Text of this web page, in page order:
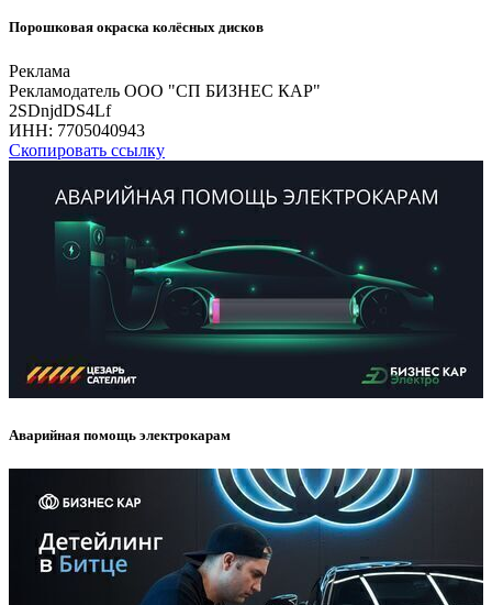
Порошковая окраска колёсных дисков
Реклама
Рекламодатель ООО "СП БИЗНЕС КАР"
2SDnjdDS4Lf
ИНН: 7705040943
Скопировать ссылку
Аварийная помощь электрокарам